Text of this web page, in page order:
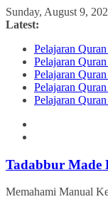
Skip
to
Sunday, August 9,
Latest:
Pelajaran
Pelajaran
Pelajaran
Pelajaran
Pelajaran
Tadabbur Made
Memahami Manual